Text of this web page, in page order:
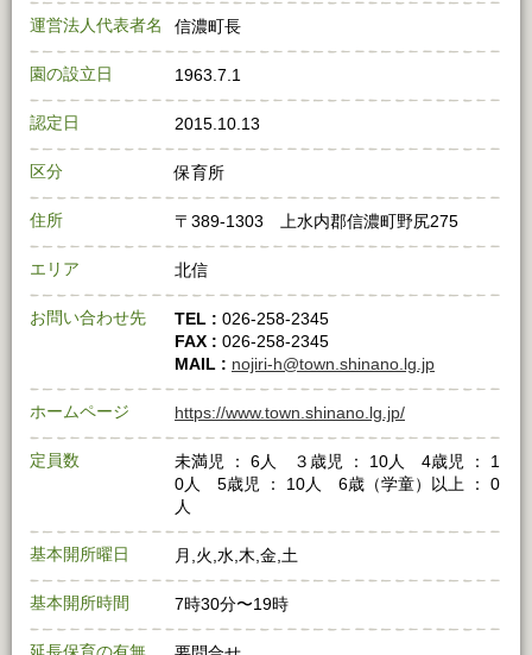
運営法人代表者名 信濃町長
園の設立日 1963.7.1
認定日 2015.10.13
区分 保育所
住所 〒389-1303 上水内郡信濃町野尻275
エリア 北信
お問い合わせ先 TEL : 026-258-2345
FAX : 026-258-2345
MAIL : nojiri-h@town.shinano.lg.jp
ホームページ https://www.town.shinano.lg.jp/
定員数
未満児 ： 6人 ３歳児 ： 10人 4歳児 ： 1
0人 5歳児 ： 10人 6歳（学童）以上 ： 0
人
基本開所曜日 月,火,水,木,金,土
基本開所時間 7時30分〜19時